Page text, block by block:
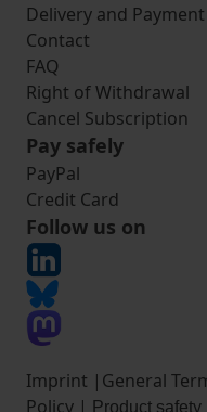
Delivery and Payment
Contact
FAQ
Right of Withdrawal
Cancel Subscription
Pay safely
PayPal
Credit Card
Follow us on
Imprint | General
Policy | Product